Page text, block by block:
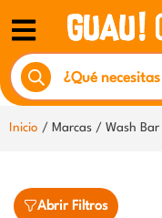
contenido
Búsqueda
de
productos
Inicio / Marcas / Wash Bar
Abrir Filtros